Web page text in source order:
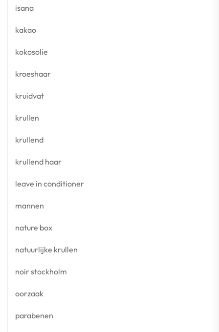
isana
kakao
kokosolie
kroeshaar
kruidvat
krullen
krullend
krullend haar
leave in conditioner
mannen
nature box
natuurlijke krullen
noir stockholm
oorzaak
parabenen